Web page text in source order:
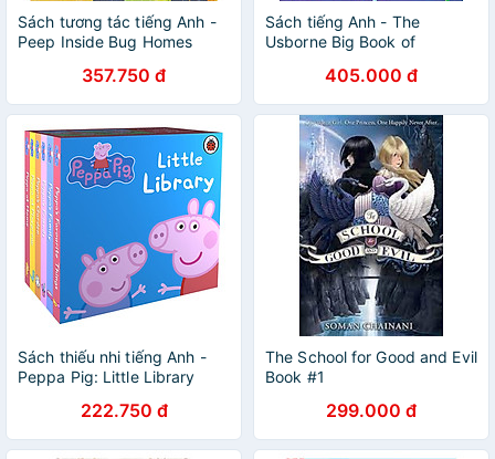
Sách tương tác tiếng Anh -
Peep Inside Bug Homes
357.750 đ
Sách tiếng Anh - The
Usborne Big Book of
405.000 đ
Sách thiếu nhi tiếng Anh -
Peppa Pig: Little Library
222.750 đ
The School for Good and Evil
Book #1
299.000 đ